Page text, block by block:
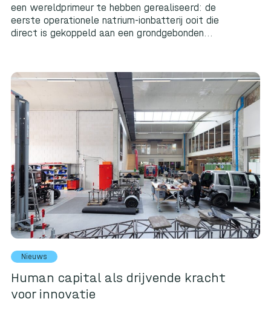
een wereldprimeur te hebben gerealiseerd: de
eerste operationele natrium-ionbatterij ooit die
direct is gekoppeld aan een grondgebonden...
Nieuws
Human capital als drijvende kracht
voor innovatie